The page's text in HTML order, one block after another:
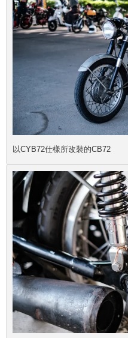
以CYB72仕樣所改裝的CB72